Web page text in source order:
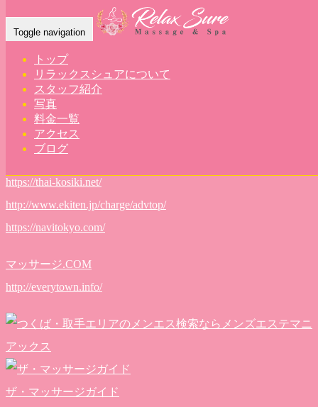
Toggle navigation
トップ
リラックスシュアについて
スタッフ紹介
写真
料金一覧
アクセス
ブログ
link
relax
2018年10月18日
茨城タイマッサージ
-茨城タイマッサージ
サイト登録宣伝AUL
https://thai-kosiki.net/
http://www.ekiten.jp/charge/advtop/
https://navitokyo.com/
マッサージ.COM
http://everytown.info/
ザ・マッサージガイド